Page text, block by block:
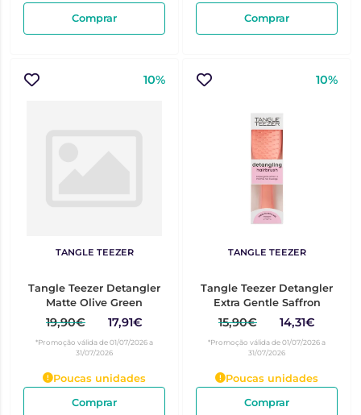
Comprar Comprar
10%
TANGLE TEEZER
Tangle Teezer Detangler
Matte Olive Green
19,90€ 17,91€
*Promoção válida de 01/07/2026 a
31/07/2026
Poucas unidades
Comprar
10%
TANGLE TEEZER
Tangle Teezer Detangler
Extra Gentle Saffron
15,90€ 14,31€
*Promoção válida de 01/07/2026 a
31/07/2026
Poucas unidades
Comprar